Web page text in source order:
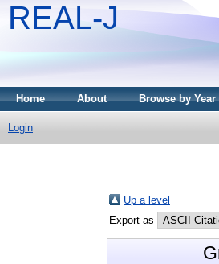
REAL-J
Home About Browse by Year
Login
Up a level
Export as